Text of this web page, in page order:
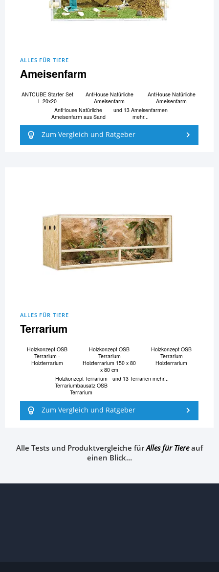
ALLES FÜR TIERE
Ameisenfarm
ANTCUBE Starter Set
L 20x20
AntHouse Natürliche
Ameisenfarm
AntHouse Natürliche
Ameisenfarm
AntHouse Natürliche
Ameisenfarm aus Sand
und 13 Ameisenfarmen
mehr...
Zum Vergleich und Ratgeber
ALLES FÜR TIERE
Terrarium
Holzkonzept OSB
Terrarium -
Holzterrarium
Holzkonzept OSB
Terrarium
Holzterrarium 150 x 80
x 80 cm
Holzkonzept OSB
Terrarium
Holzterrarium
Holzkonzept Terrarium
Terrariumbausatz OSB
Terrarium
und 13 Terrarien mehr...
Zum Vergleich und Ratgeber
Alle Tests und Produktvergleiche fürAlles für Tiereauf
einen Blick…